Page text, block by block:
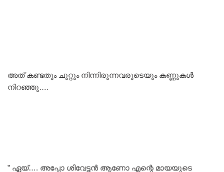
അത് കണ്ടതും ചുറ്റും നിന്നിരുന്നവരുടെയും കണ്ണുകൾ
നിറഞ്ഞു….
” ഏയ്…. അപ്പോ ശിവേട്ടൻ ആണോ എന്റെ മായയുടെ